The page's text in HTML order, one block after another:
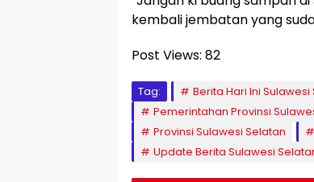
kembali jembatan yang
Post Views: 82
Tag: Berita Hari Ini Sulawesi
Pemerintahan Provinsi
Provinsi Sulawesi Selatan
Update Berita Sulawesi